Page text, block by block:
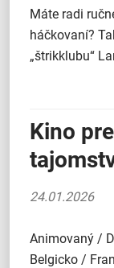
Máte radi
háčkovaní?
„štrikklubu“
Kino
24.01.2026
Animovaný /
Belgicko /